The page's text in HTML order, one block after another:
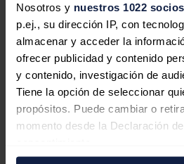
Nosotros y nuestros 1022 socios
p.ej., su dirección IP, con
almacenar y acceder la
ofrecer publicidad y contenido
y contenido, investigación de
Tiene la opción de seleccionar
propósitos. Puede cambiar o
momento desde la Declaración
El petróleo de
76,27 dólares,